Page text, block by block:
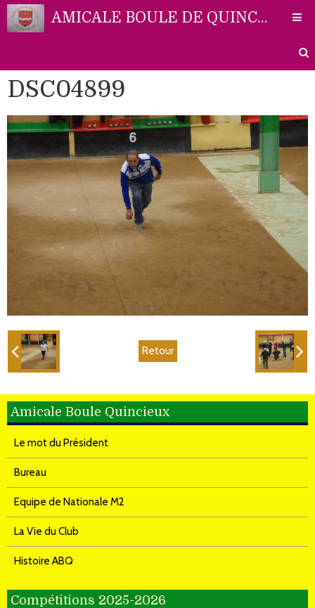
AMICALE BOULE DE QUINCIEUX
Accueil
Liens
Photos
DSC04899
Retour
Amicale Boule Quincieux
Le mot du Président
Bureau
Equipe de Nationale M2
La Vie du Club
Histoire ABQ
Compétitions 2025-2026